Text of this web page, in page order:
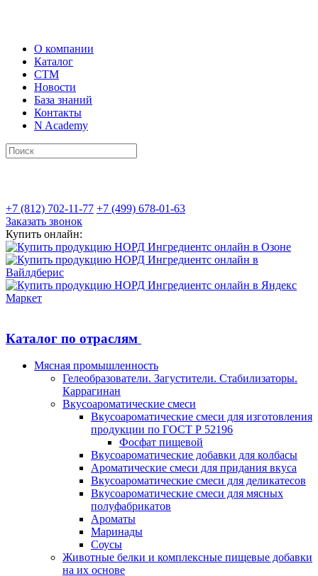
О компании
Каталог
СТМ
Новости
База знаний
Контакты
N Academy
+7 (812) 702-11-77 +7 (499) 678-01-63
Заказать звонок
Купить онлайн:
Каталог по отраслям
Мясная промышленность
Гелеобразователи. Загустители. Стабилизаторы.
Каррагинан
Вкусоароматические смеси
Вкусоароматические смеси для изготовления
продукции по ГОСТ Р 52196
Фосфат пищевой
Вкусоароматические добавки для колбасы
Ароматические смеси для придания вкуса
Вкусоароматические смеси для деликатесов
Вкусоароматические смеси для мясных
полуфабрикатов
Ароматы
Маринады
Соусы
Животные белки и комплексные пищевые добавки
на их основе